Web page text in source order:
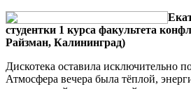
студентки 1 курса факультета
Райзман, Калининград)
Дискотека оставила исключительно
Атмосфера вечера была тёплой,